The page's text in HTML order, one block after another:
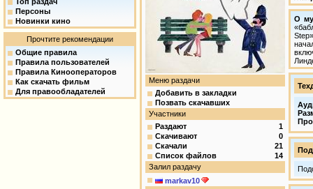
Персоны
Новинки кино
Прочтите рекомендации
Общие правила
Правила пользователей
Правила Кинооператоров
Как скачать фильм
Для правообладателей
Меню раздачи
Добавить в закладки
Позвать скачавших
Участники
Раздают
1
Скачивают
0
Скачали
21
Список файлов
14
Залил раздачу
markav10
О